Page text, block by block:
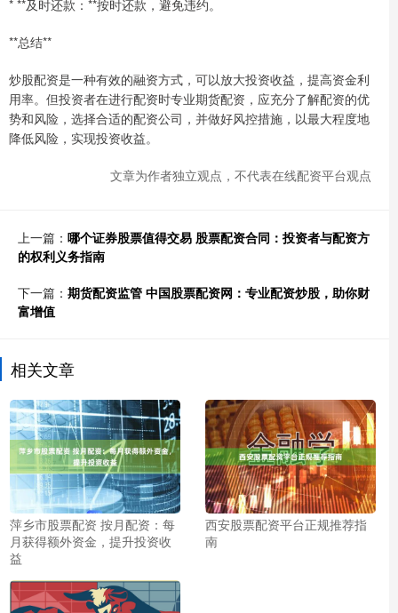
* **及时还款：**按时还款，避免违约。
**总结**
炒股配资是一种有效的融资方式，可以放大投资收益，提高资金利
用率。但投资者在进行配资时专业期货配资，应充分了解配资的优
势和风险，选择合适的配资公司，并做好风控措施，以最大程度地
降低风险，实现投资收益。
文章为作者独立观点，不代表在线配资平台观点
上一篇： 哪个证券股票值得交易 股票配资合同：投资者与配资方
的权利义务指南
下一篇： 期货配资监管 中国股票配资网：专业配资炒股，助你财
富增值
相关文章
萍乡市股票配资 按月配资：每
月获得额外资金，提升投资收
益
西安股票配资平台正规推荐指
南